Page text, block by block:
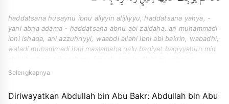
haddatsana husaynu ibnu aliyyin alijliyyu, haddatsana yahya, -
yani abna adama - haddatsana abnu abi zaidaha, an muhammadi
ibni ishaqa, ani azzuhriyyi, waabdi allahi ibni abi bakrin, wabadhi,
waladi muhammadi ibni maslamaha qalu baqiyat baqiyyahun min
dimaahum wayusayyirahum fafaala fasamia bidzalika ahlu fadaka
Selengkapnya
Diriwayatkan Abdullah bin Abu Bakr: Abdullah bin Abu